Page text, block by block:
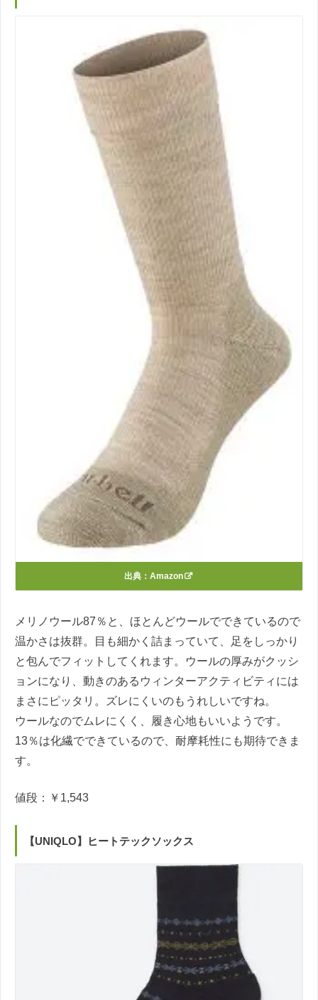
出典： Amazon
メリノウール87％と、ほとんどウールでできているので
温かさは抜群。目も細かく詰まっていて、足をしっかり
と包んでフィットしてくれます。ウールの厚みがクッシ
ョンになり、動きのあるウィンターアクティビティには
まさにピッタリ。ズレにくいのもうれしいですね。
ウールなのでムレにくく、履き心地もいいようです。
13％は化繊でできているので、耐摩耗性にも期待できま
す。
値段：￥1,543
【UNIQLO】ヒートテックソックス